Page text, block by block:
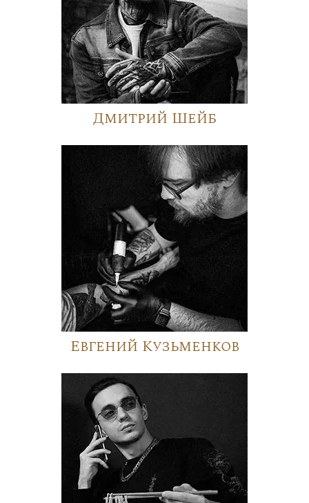
Дмитрий Шейб
Евгений Кузьменков